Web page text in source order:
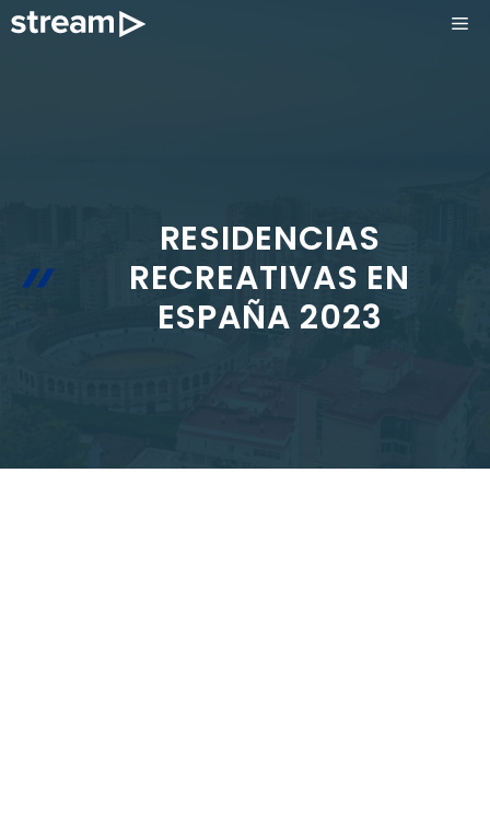
Saltar
RESIDENCIAS
RECREATIVAS EN
ESPAÑA 2023